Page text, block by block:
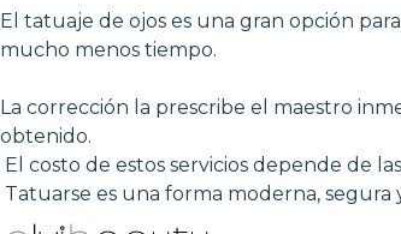
El tatuaje de ojos es una gran opción
mucho menos tiempo.
La corrección la prescribe el maestro
obtenido.
El costo de estos servicios depende de
Tatuarse es una forma moderna, segura